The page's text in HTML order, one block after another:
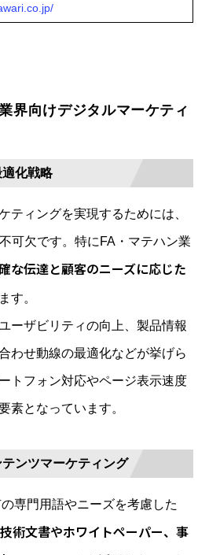
界向けデジタルマーケティ
化戦略
ティングを実現するためには、
可欠です。特にFA・マテハン業
な伝達と顧客のニーズに応じた
す。
ーザビリティの向上、製品情報
わせ動線の最適化などが挙げら
トフォン対応やページ表示速度
素となっています。
ンツマーケティング
専門用語やニーズを考慮した
技術文書やホワイトペーパー、事